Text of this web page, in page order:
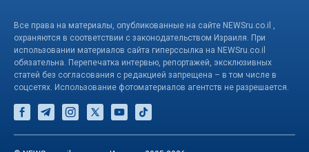
Все права на материалы, опубликованные на сайте NEWSru.co.il ,
охраняются в соответствии с законодательством Израиля. При
использовании материалов сайта гиперссылка на NEWSru.co.il
обязательна. Перепечатка интервью, репортажей, эксклюзивных
статей без согласования с редакцией запрещена – в том числе в
соцсетях. Использование фотоматериалов агентств не разрешается.